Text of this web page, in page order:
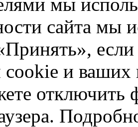
сайта мы
если
cookie и
отключить